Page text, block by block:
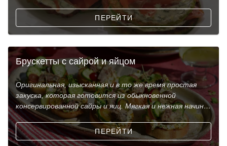
ПЕРЕЙТИ
Брускетты с сайрой и яйцом
Оригинальная, изысканная и в то же время простая
закуска, которая готовится из обыкновенной
консервированной сайры и яиц. Мягкая и нежная начинка
выкл
ПЕРЕЙТИ